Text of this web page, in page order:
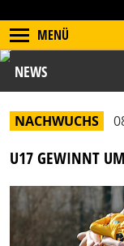
MENÜ
NEWS
NACHWUCHS
U17 GEWINNT